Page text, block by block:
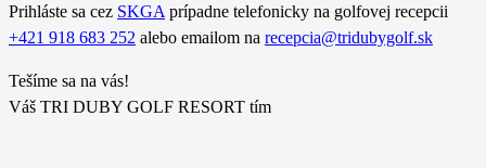
Prihláste sa cez SKGA prípadne telefonicky na golfovej recepcii
+421 918 683 252 alebo emailom na recepcia@tridubygolf.sk
Tešíme sa na vás!
Váš TRI DUBY GOLF RESORT tím